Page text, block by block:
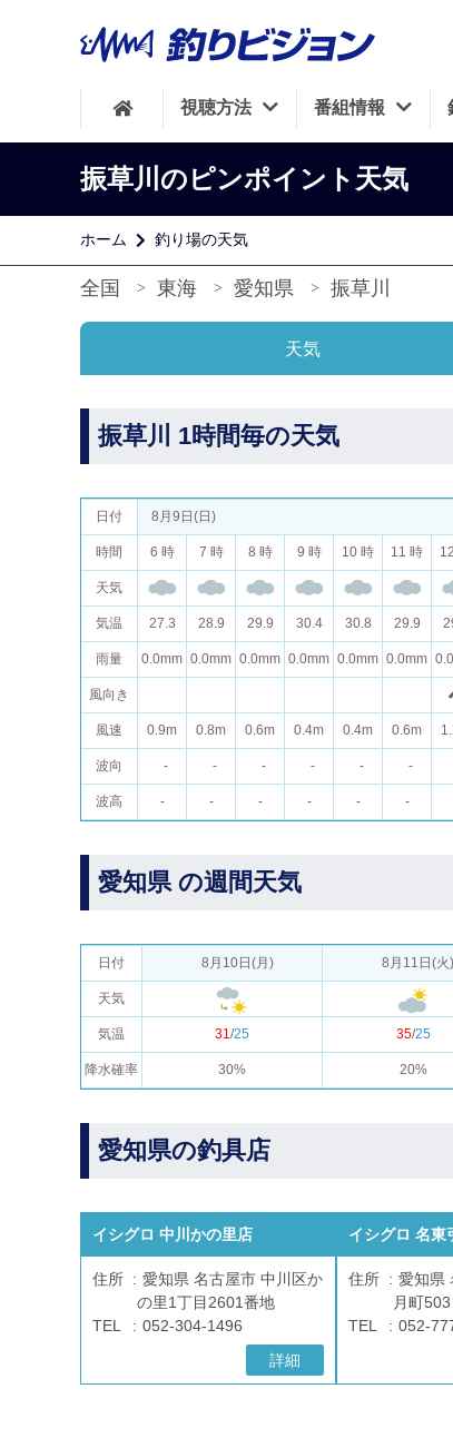
視聴方法 番組情報
振草川のピンポイント天気
ホーム 釣り場の天気
全国 東海 愛知県 振草川
天気
振草川 1時間毎の天気
日付
時間
天気
気温
雨量
風向き
風速
波向
波高
8月9日(日)
6 時 7 時 8 時 9 時 10 時 11 時
27.3 28.9 29.9 30.4 30.8 29.9
0.0mm 0.0mm 0.0mm 0.0mm 0.0mm 0.0mm
0.9m 0.8m 0.6m 0.4m 0.4m 0.6m
- - - - - -
- - - - - -
愛知県 の週間天気
日付
天気
気温
降水確率
8月10日(月) 8月11日(火)
31/25 35/25
30% 20%
愛知県の釣具店
イシグロ 中川かの里店
住所
愛知県 名古屋市 中川区か
の里1丁目2601番地
TEL
052-304-1496
詳細
イシグロ 名東
住所
愛知県
月町503
TEL
052-